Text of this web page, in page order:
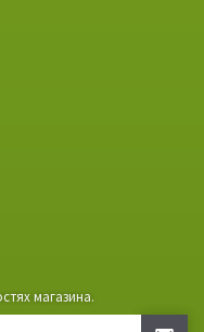
магазина.